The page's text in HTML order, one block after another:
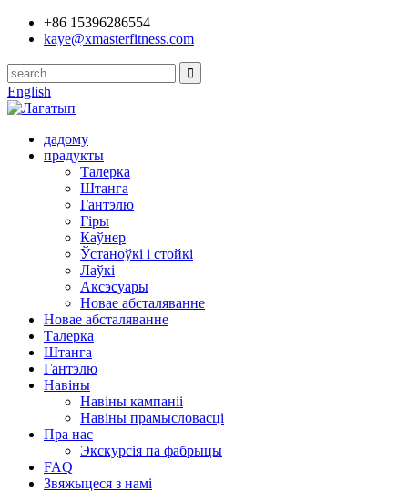
+86 15396286554
kaye@xmasterfitness.com
English
дадому
прадукты
Талерка
Штанга
Гантэлю
Гіры
Каўнер
Ўстаноўкі і стойкі
Лаўкі
Аксэсуары
Новае абсталяванне
Новае абсталяванне
Талерка
Штанга
Гантэлю
Навіны
Навіны кампаніі
Навіны прамысловасці
Пра нас
Экскурсія па фабрыцы
FAQ
Звяжыцеся з намі